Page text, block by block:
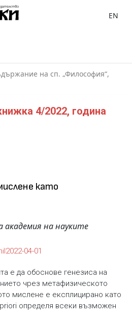
EN
на сп. „Философия“,
4/2022, година
като
академия на науките
04-01
е да обоснове генезиса на
чрез метафизическото
мислене е експлицирано като
определя всеки възможен